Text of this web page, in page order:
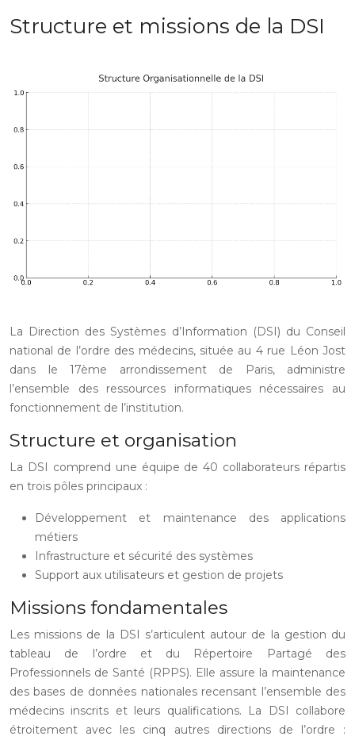
Structure et missions de la DSI
La Direction des Systèmes d’Information (DSI) du Conseil
national de l’ordre des médecins, située au 4 rue Léon Jost
dans le 17ème arrondissement de Paris, administre
l’ensemble des ressources informatiques nécessaires au
fonctionnement de l’institution.
Structure et organisation
La DSI comprend une équipe de 40 collaborateurs répartis
en trois pôles principaux :
Développement et maintenance des applications
métiers
Infrastructure et sécurité des systèmes
Support aux utilisateurs et gestion de projets
Missions fondamentales
Les missions de la DSI s’articulent autour de la gestion du
tableau de l’ordre et du Répertoire Partagé des
Professionnels de Santé (RPPS). Elle assure la maintenance
des bases de données nationales recensant l’ensemble des
médecins inscrits et leurs qualifications. La DSI collabore
étroitement avec les cinq autres directions de l’ordre :